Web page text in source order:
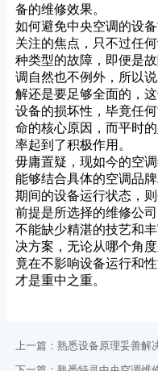
备的维修效果。
如何避免中央空调的设备
关注的焦点，只不过
种类型的故障，即便
调自然也不例外，所
解还是要足够全面的
设备的损坏性，毕竟
命的核心原因，而平时
率起到了积极作用。
毋庸置疑，现如今的空
能够结合具体的空调品牌
期间的设备运行状态，
前提是所选择的维修公司
不能缺少精湛的技艺和丰
决方案，无论从哪个角
竟在不影响设备运行和性
才是重中之重。
上一篇： 熟悉设备原理妥善解